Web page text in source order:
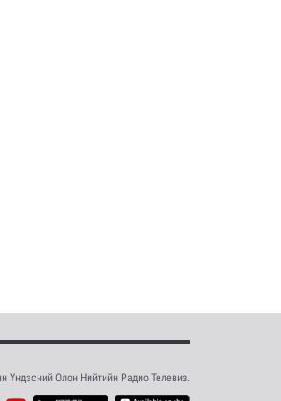
Үндэсний Олон Нийтийн Радио Телевиз.